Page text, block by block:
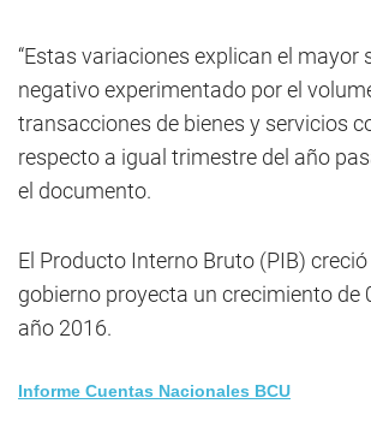
“Estas variaciones explican el mayor
negativo experimentado por el
transacciones de bienes y servicios
respecto a igual trimestre del año
el documento.
El Producto Interno Bruto (PIB) creció
gobierno proyecta un crecimiento de
año 2016.
Informe Cuentas Nacionales BCU